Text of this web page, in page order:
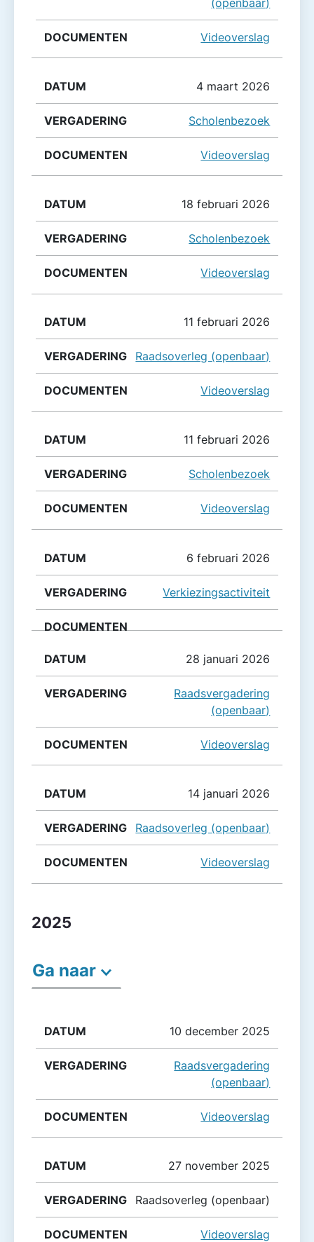
Videoverslag
4 maart 2026
Scholenbezoek
Videoverslag
18 februari 2026
Scholenbezoek
Videoverslag
11 februari 2026
Raadsoverleg (openbaar)
Videoverslag
11 februari 2026
Scholenbezoek
Videoverslag
6 februari 2026
Verkiezingsactiviteit
28 januari 2026
Raadsvergadering
(openbaar)
Videoverslag
14 januari 2026
Raadsoverleg (openbaar)
Videoverslag
2025
Ga naar
Datum Vergadering Documenten
10 december 2025
Raadsvergadering
(openbaar)
Videoverslag
27 november 2025
Raadsoverleg (openbaar)
Videoverslag